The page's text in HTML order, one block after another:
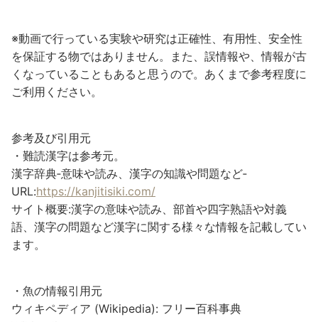
※動画で行っている実験や研究は正確性、有用性、安全性
を保証する物ではありません。また、誤情報や、情報が古
くなっていることもあると思うので。あくまで参考程度に
ご利用ください。
参考及び引用元
・難読漢字は参考元。
漢字辞典‐意味や読み、漢字の知識や問題など‐
URL:https://kanjitisiki.com/
サイト概要:漢字の意味や読み、部首や四字熟語や対義
語、漢字の問題など漢字に関する様々な情報を記載してい
ます。
・魚の情報引用元
ウィキペディア (Wikipedia): フリー百科事典